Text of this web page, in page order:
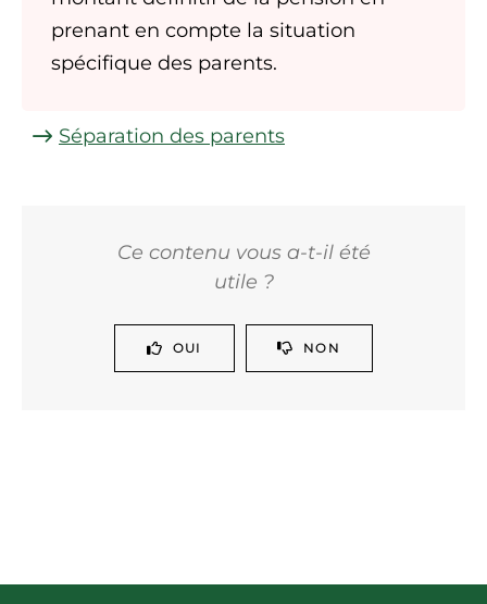
prenant en compte la situation
spécifique des parents.
Séparation des parents
Ce contenu vous a-t-il été
utile ?
OUI NON